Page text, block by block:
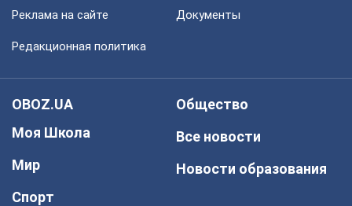
Реклама на сайте Документы
Редакционная политика
OBOZ.UA
Моя Школа
Мир
Спорт
Общество
Все новости
Новости образования